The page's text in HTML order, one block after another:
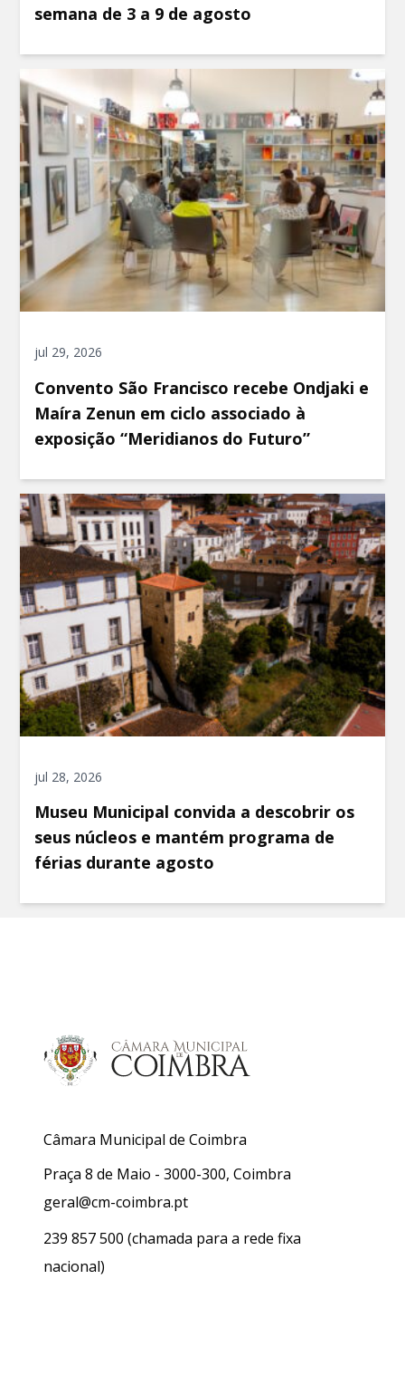
semana de 3 a 9 de agosto
jul 29, 2026
Convento São Francisco recebe Ondjaki e
Maíra Zenun em ciclo associado à
exposição “Meridianos do Futuro”
jul 28, 2026
Museu Municipal convida a descobrir os
seus núcleos e mantém programa de
férias durante agosto
Câmara Municipal de Coimbra
Praça 8 de Maio - 3000-300, Coimbra
geral@cm-coimbra.pt
239 857 500 (chamada para a rede fixa
nacional)